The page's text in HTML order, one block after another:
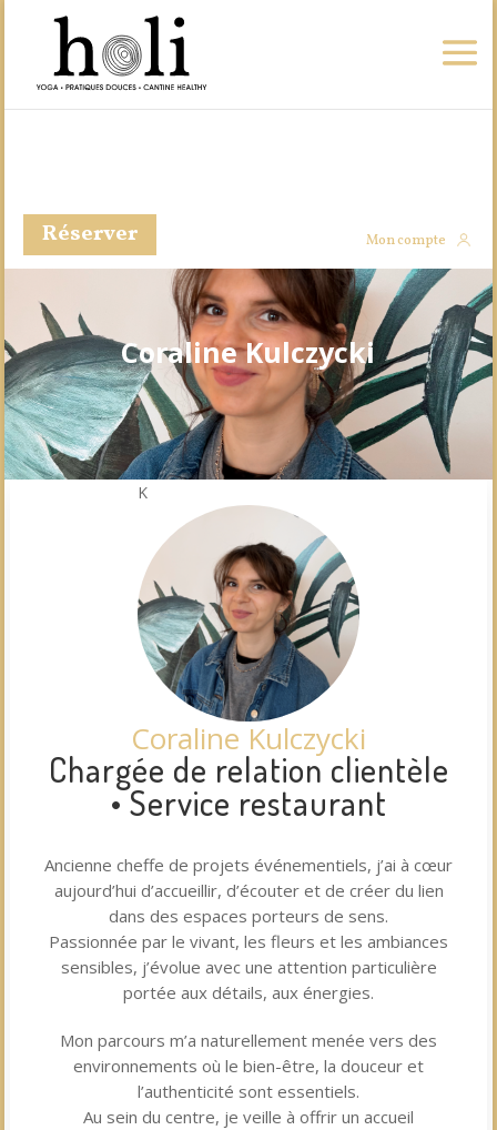
Réserver Mon compte
Coraline Kulczycki
K
Coraline Kulczycki
Chargée de relation clientèle
• Service restaurant
Ancienne cheffe de projets événementiels, j’ai à cœur
aujourd’hui d’accueillir, d’écouter et de créer du lien
dans des espaces porteurs de sens.
Passionnée par le vivant, les fleurs et les ambiances
sensibles, j’évolue avec une attention particulière
portée aux détails, aux énergies.
Mon parcours m’a naturellement menée vers des
environnements où le bien-être, la douceur et
l’authenticité sont essentiels.
Au sein du centre, je veille à offrir un accueil